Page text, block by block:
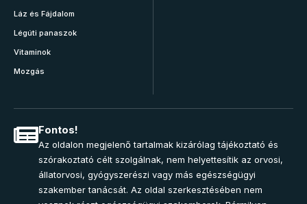
Láz és Fájdalom
Légúti panaszok
Vitaminok
Mozgás
Fontos!
Az oldalon megjelenő tartalmak kizárólag tájékoztató és
szórakoztató célt szolgálnak, nem helyettesítik az orvosi,
állatorvosi, gyógyszerészi vagy más egészségügyi
szakember tanácsát. Az oldal szerkesztésében nem